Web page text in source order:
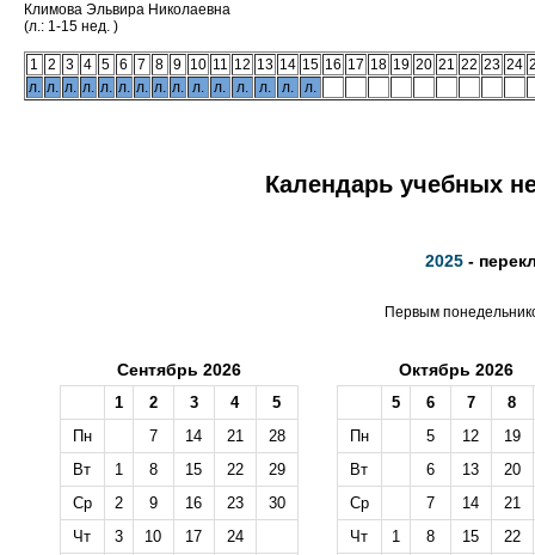
Климова Эльвира Николаевна
(л.: 1-15 нед. )
1 2 3 4 5 6 7 8 9 10 11 12 13 14 15 16 17 18 19 20 21 22 23 24
л. л. л. л. л. л. л. л. л. л. л. л. л. л. л.
Календарь учебных
2025 -
Первым
Сентябрь 2026
1 2 3 4
5
Пн
7 14 21
28
Вт
1 8 15 22
29
Ср
2 9 16 23
30
Чт
3 10 17
24
Октябрь 2026
5 6 7
8
Пн
5 12
19
Вт
6 13
20
Ср
7 14
21
Чт
1 8 15
22